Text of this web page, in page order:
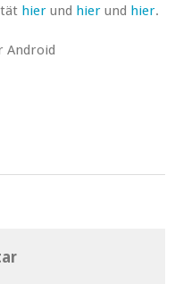
hier und hier und hier.
Android